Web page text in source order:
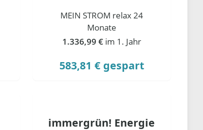
MEIN STROM relax 24
Monate
1.336,99 € im 1. Jahr
583,81 € gespart
immergrün! Energie